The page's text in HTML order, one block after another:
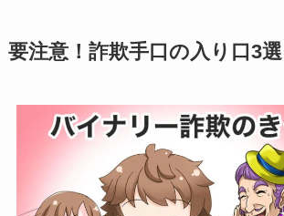
要注意！詐欺手口の入り口3選